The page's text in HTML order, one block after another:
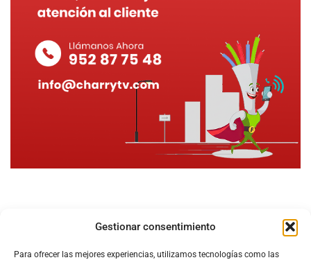
Gestionar consentimiento
Para ofrecer las mejores experiencias, utilizamos tecnologías como las